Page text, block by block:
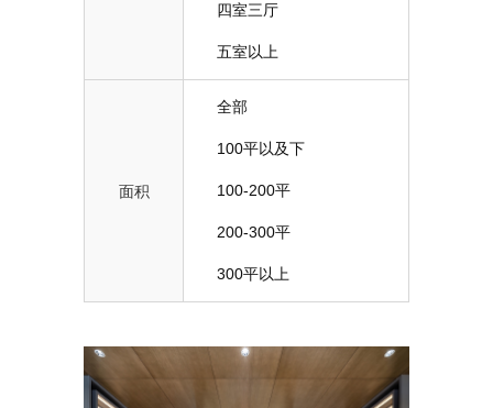
四室三厅
五室以上
面积
全部
100平以及下
100-200平
200-300平
300平以上